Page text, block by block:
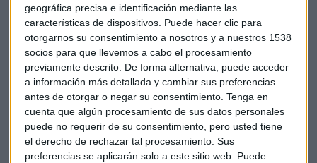
geográfica precisa e identificación mediante las
características de dispositivos. Puede hacer clic para
otorgarnos su consentimiento a nosotros y a nuestros 1538
socios para que llevemos a cabo el procesamiento
previamente descrito. De forma alternativa, puede acceder
a información más detallada y cambiar sus preferencias
antes de otorgar o negar su consentimiento. Tenga en
cuenta que algún procesamiento de sus datos personales
puede no requerir de su consentimiento, pero usted tiene
el derecho de rechazar tal procesamiento. Sus
preferencias se aplicarán solo a este sitio web. Puede
La visión a largo plazo frente a las
correcciones
Sobre las posibles correcciones del mercado, Fernández
Quesada es contundente: "Invertir en bolsa al final es largo
plazo, porque somos propietarios o copropietarios de las
mejores empresas del mundo". Añade que "tratar de
predecir cuándo vamos a ver una corrección o una crisis" es
energía mal empleada.